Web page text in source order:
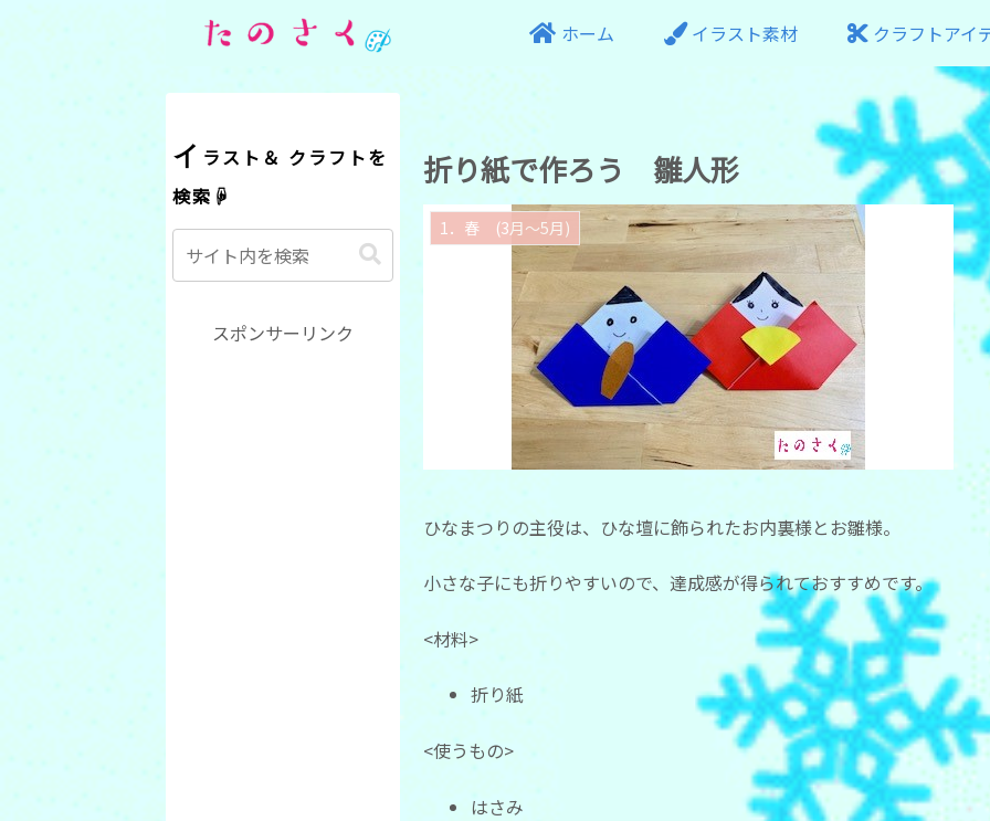
ホーム イラスト素材 クラフトアイ
折り紙で作ろう 雛人形
1．春 (3月～5月)
ひなまつりの主役は、ひな壇に飾られたお内裏様とお雛様。
小さな子にも折りやすいので、達成感が得られておすすめです。
<材料>
折り紙
<使うもの>
はさみ
イラスト＆ クラフトを
検索☟
スポンサーリンク